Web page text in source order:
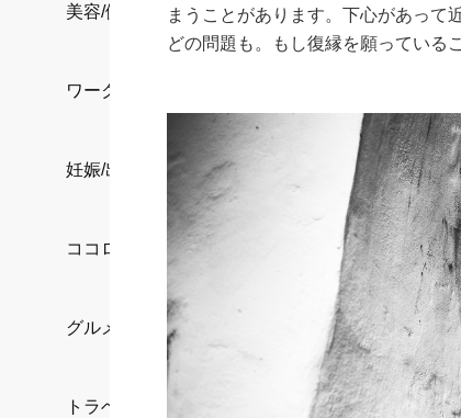
美容/健康
ワークスタイル
妊娠/出産/家族
ココロ/カラダ
グルメ
トラベル
まうことがあります。下心があって
どの問題も。もし復縁を願っている